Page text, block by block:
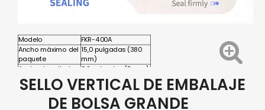
Modelo
FKR-400A
Ancho máximo del
paquete
15,0 pulgadas (380
mm)
Ancho de sellado
0,2 pulgadas (5 mm)
SELLO VERTICAL DE EMBALAJE
DE BOLSA GRANDE